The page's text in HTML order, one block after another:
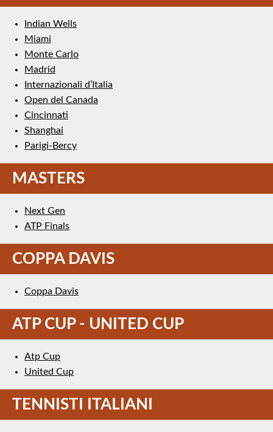
Indian Wells
Miami
Monte Carlo
Madrid
Internazionali d’Italia
Open del Canada
Cincinnati
Shanghai
Parigi-Bercy
MASTERS
Next Gen
ATP Finals
COPPA DAVIS
Coppa Davis
ATP CUP - UNITED CUP
Atp Cup
United Cup
TENNISTI ITALIANI